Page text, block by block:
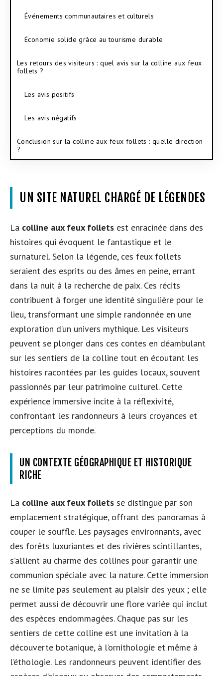
Événements communautaires et culturels
Économie solide grâce au tourisme durable
Les retours des visiteurs : quel avis sur la colline aux feux
follets ?
Les avis positifs
Les avis négatifs
Conclusion sur la colline aux feux follets : quelle direction
?
UN SITE NATUREL CHARGÉ DE LÉGENDES
La colline aux feux follets est enracinée dans des
histoires qui évoquent le fantastique et le
surnaturel. Selon la légende, ces feux follets
seraient des esprits ou des âmes en peine, errant
dans la nuit à la recherche de paix. Ces récits
contribuent à forger une identité singulière pour le
lieu, transformant une simple randonnée en une
exploration d’un univers mythique. Les visiteurs
peuvent se plonger dans ces contes en déambulant
sur les sentiers de la colline tout en écoutant les
histoires racontées par les guides locaux, souvent
passionnés par leur patrimoine culturel. Cette
expérience immersive incite à la réflexivité,
confrontant les randonneurs à leurs croyances et
perceptions du monde.
UN CONTEXTE GÉOGRAPHIQUE ET HISTORIQUE
RICHE
La colline aux feux follets se distingue par son
emplacement stratégique, offrant des panoramas à
couper le souffle. Les paysages environnants, avec
des forêts luxuriantes et des rivières scintillantes,
s’allient au charme des collines pour garantir une
communion spéciale avec la nature. Cette immersion
ne se limite pas seulement au plaisir des yeux ; elle
permet aussi de découvrir une flore variée qui inclut
des espèces endommagées. Chaque pas sur les
sentiers de cette colline est une invitation à la
découverte botanique, à l’ornithologie et même à
l’éthologie. Les randonneurs peuvent identifier des